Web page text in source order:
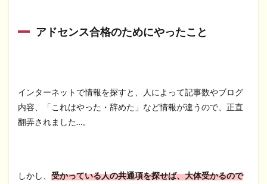
アドセンス合格のためにやったこと
インターネットで情報を探すと、人によって記事数やブログ
内容、「これはやった・辞めた」など情報が違うので、正直
翻弄されました…。
しかし、 受かっている人の共通項を探せば、大体受かるので